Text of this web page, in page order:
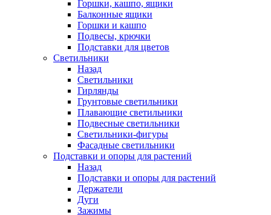
Горшки, кашпо, ящики
Балконные ящики
Горшки и кашпо
Подвесы, крючки
Подставки для цветов
Светильники
Назад
Светильники
Гирлянды
Грунтовые светильники
Плавающие светильники
Подвесные светильники
Светильники-фигуры
Фасадные светильники
Подставки и опоры для растений
Назад
Подставки и опоры для растений
Держатели
Дуги
Зажимы